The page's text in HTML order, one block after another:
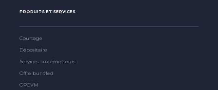
PRODUITS ET SERVICES
Courtage
Dépositaire
Services aux émetteurs
Offre bundled
OPCVM